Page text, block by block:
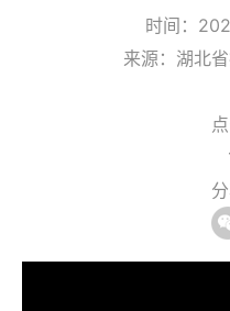
时间：
来源：湖北